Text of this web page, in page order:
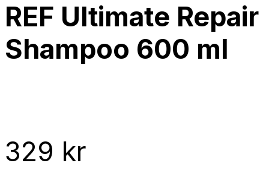
REF Ultimate Repair
Shampoo 600 ml
329 kr